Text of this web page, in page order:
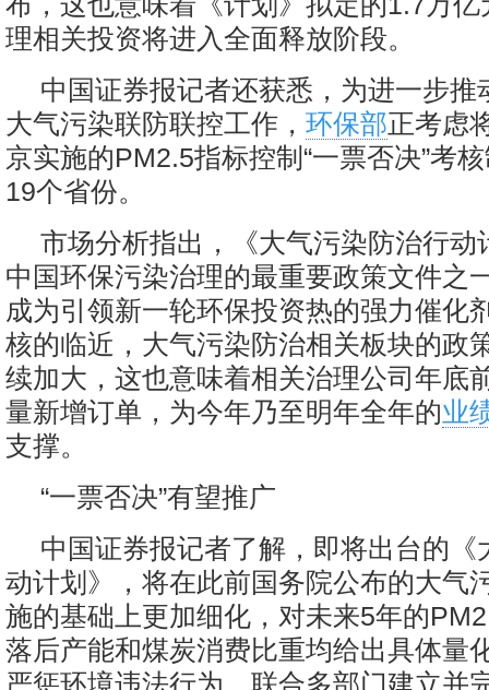
理相关投资将进入全面释放阶段。
中国证券报记者还获悉，为进一步推
大气污染联防联控工作， 环保部正考虑
京实施的PM2.5指标控制“一票否决”考
19个省份。
市场分析指出，《大气污染防治行动
中国环保污染治理的最重要政策文件之
成为引领新一轮环保投资热的强力催化
核的临近，大气污染防治相关板块的政
续加大，这也意味着相关治理公司年底
量新增订单，为今年乃至明年全年的业
支撑。
“一票否决”有望推广
中国证券报记者了解，即将出台的《
动计划》，将在此前国务院公布的大气
施的基础上更加细化，对未来5年的
落后产能和煤炭消费比重均给出具体量
严惩环境违法行为、联合多部门建立并